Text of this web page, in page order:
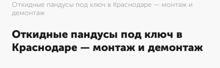
Откидные пандусы под ключ в Краснодаре — монтаж и
демонтаж
Откидные пандусы под ключ в
Краснодаре — монтаж и демонтаж